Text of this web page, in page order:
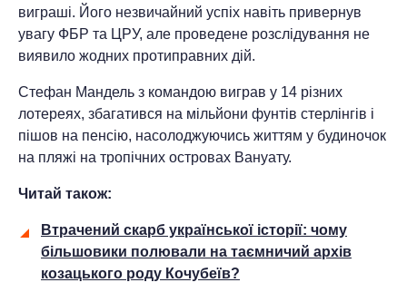
виграші. Його незвичайний успіх навіть привернув
увагу ФБР та ЦРУ, але проведене розслідування не
виявило жодних протиправних дій.
Стефан Мандель з командою виграв у 14 різних
лотереях, збагатився на мільйони фунтів стерлінгів і
пішов на пенсію, насолоджуючись життям у будиночок
на пляжі на тропічних островах Вануату.
Читай також:
Втрачений скарб української історії: чому
більшовики полювали на таємничий архів
козацького роду Кочубеїв?